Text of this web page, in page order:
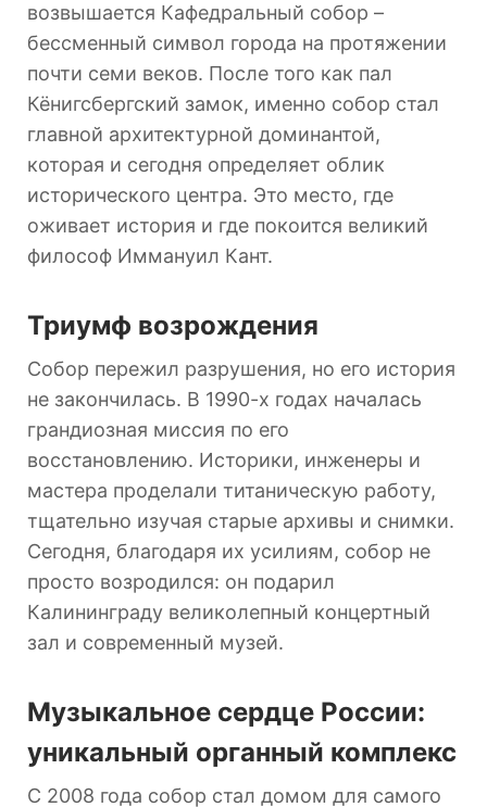
возвышается Кафедральный собор –
бессменный символ города на протяжении
почти семи веков. После того как пал
Кёнигсбергский замок, именно собор стал
главной архитектурной доминантой,
которая и сегодня определяет облик
исторического центра. Это место, где
оживает история и где покоится великий
философ Иммануил Кант.
Триумф возрождения
Собор пережил разрушения, но его история
не закончилась. В 1990-х годах началась
грандиозная миссия по его
восстановлению. Историки, инженеры и
мастера проделали титаническую работу,
тщательно изучая старые архивы и снимки.
Сегодня, благодаря их усилиям, собор не
просто возродился: он подарил
Калининграду великолепный концертный
зал и современный музей.
Музыкальное сердце России:
уникальный органный комплекс
С 2008 года собор стал домом для самого